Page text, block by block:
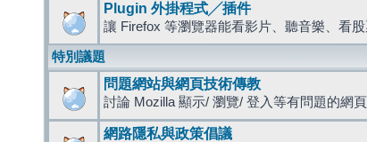
Plugin 外掛程式╱插件
讓 Firefox 等瀏覽器能看影片、聽音樂、看
特別議題
問題網站與網頁技術傳教
討論 Mozilla 顯示/ 瀏覽/ 登入等有問題的網
網路隱私與政策倡議